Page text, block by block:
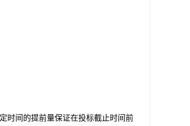
时间的提前量保证在投标截止时间前